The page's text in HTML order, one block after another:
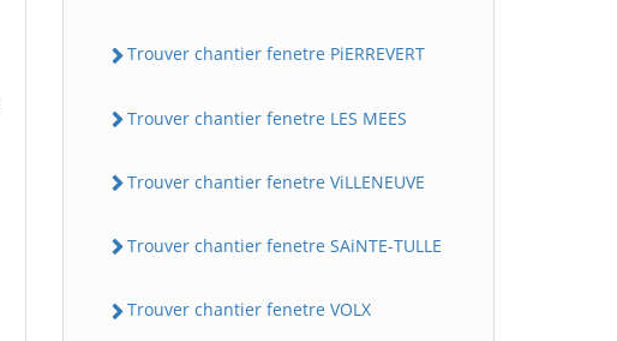
Trouver chantier fenetre PiERREVERT
Trouver chantier fenetre LES MEES
Trouver chantier fenetre ViLLENEUVE
Trouver chantier fenetre SAiNTE-TULLE
Trouver chantier fenetre VOLX